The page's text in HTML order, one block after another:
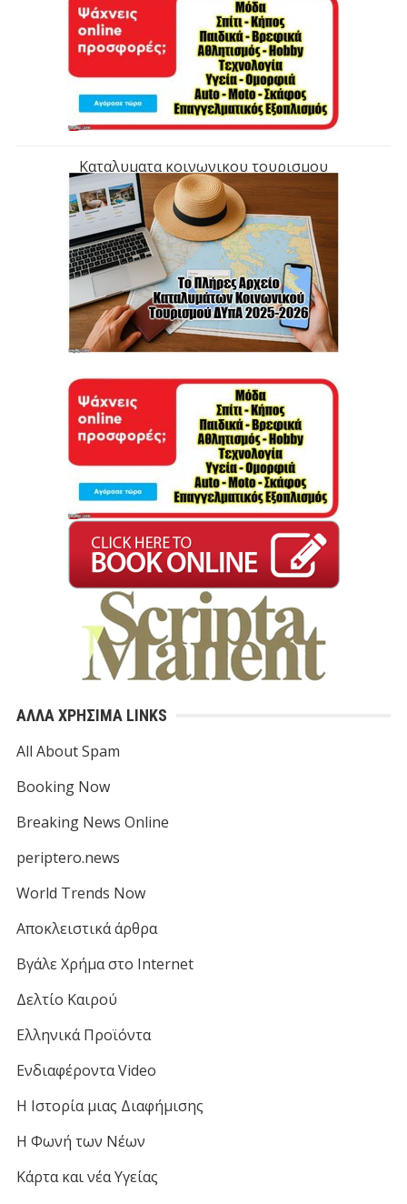
Καταλυματα κοινωνικου τουρισμου
ΑΛΛΑ ΧΡΗΣΙΜΑ LINKS
All About Spam
Booking Now
Breaking News Online
periptero.news
World Trends Now
Αποκλειστικά άρθρα
Βγάλε Χρήμα στο Internet
Δελτίο Καιρού
Ελληνικά Προϊόντα
Ενδιαφέροντα Video
Η Ιστορία μιας Διαφήμισης
Η Φωνή των Νέων
Κάρτα και νέα Υγείας